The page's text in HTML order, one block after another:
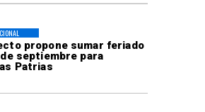
propone sumar feriado
septiembre para
Patrias